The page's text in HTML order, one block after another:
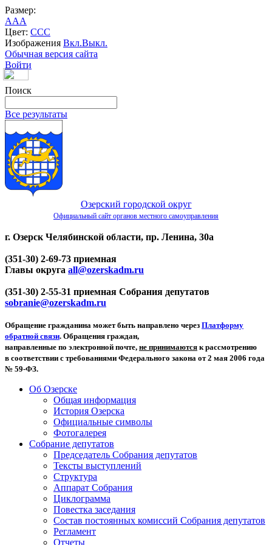
Размер:
AAA
Цвет: CCC
Изображения Вкл.Выкл.
Обычная версия сайта
Войти
Поиск
Все результаты
Озерский городской округ
Официальный сайт органов местного самоуправления
г. Озерск Челябинской области, пр. Ленина, 30а
(351-30) 2-69-73 приемная
Главы округа all@ozerskadm.ru
(351-30) 2-55-31 приемная Собрания депутатов
sobranie@ozerskadm.ru
Обращение гражданина может быть направлено через Платформу
обратной связи. Обращения граждан,
направленные по электронной почте, не принимаются к рассмотрению
в соответствии с требованиями Федерального закона от 2 мая 2006 года
№ 59-ФЗ.
Об Озерске
Общая информация
История Озерска
Официальные символы
Фотогалерея
Собрание депутатов
Председатель Собрания депутатов
Тексты выступлений
Структура
Аппарат Собрания
Циклограмма
Повестка заседания
Состав постоянных комиссий Собрания депутатов
Регламент
Отчеты